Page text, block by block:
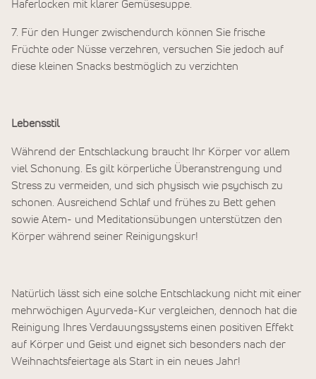
Haferlocken mit klarer Gemüsesuppe.
7. Für den Hunger zwischendurch können Sie frische
Früchte oder Nüsse verzehren, versuchen Sie jedoch auf
diese kleinen Snacks bestmöglich zu verzichten
Lebensstil
Während der Entschlackung braucht Ihr Körper vor allem
viel Schonung. Es gilt körperliche Überanstrengung und
Stress zu vermeiden, und sich physisch wie psychisch zu
schonen. Ausreichend Schlaf und frühes zu Bett gehen
sowie Atem- und Meditationsübungen unterstützen den
Körper während seiner Reinigungskur!
Natürlich lässt sich eine solche Entschlackung nicht mit einer
mehrwöchigen Ayurveda-Kur vergleichen, dennoch hat die
Reinigung Ihres Verdauungssystems einen positiven Effekt
auf Körper und Geist und eignet sich besonders nach der
Weihnachtsfeiertage als Start in ein neues Jahr!